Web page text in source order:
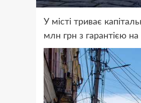
У місті триває
млн грн з гарантією на